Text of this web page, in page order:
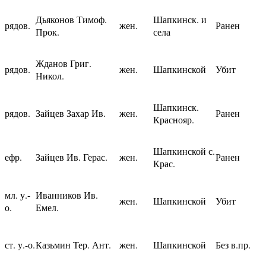
рядов. Дьяконов Тимоф.
Прок.
жен.
Шапкинск. и
села
Ранен
рядов. Жданов Григ.
Никол.
жен. Шапкинской Убит
рядов. Зайцев Захар Ив. жен.
Шапкинск.
Краснояр.
Ранен
ефр. Зайцев Ив. Герас. жен.
Шапкинской с.
Крас.
Ранен
мл. у.-
о.
Иванников Ив.
Емел.
жен. Шапкинской Убит
ст. у.-о.Казьмин Тер. Ант. жен. Шапкинской Без в.пр.